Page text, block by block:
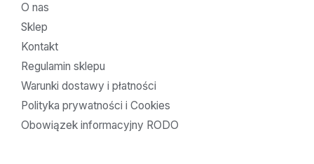
O nas
Sklep
Kontakt
Regulamin sklepu
Warunki dostawy i płatności
Polityka prywatności i Cookies
Obowiązek informacyjny RODO